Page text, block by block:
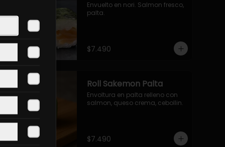
Envuelto en nori. Salmon fresco,
palta.
$7.490
Roll Sakemon Palta
Envoltura en palta relleno con
salmon, queso crema, cebollin.
$7.490